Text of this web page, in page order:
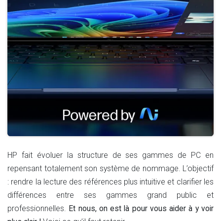
HP fait évoluer la structure de ses gammes de PC en
repensant totalement son système de nommage. L’objectif
: rendre la lecture des références plus intuitive et clarifier les
différences entre ses gammes grand public et
professionnelles. Et nous, on est là pour vous aider à y voir